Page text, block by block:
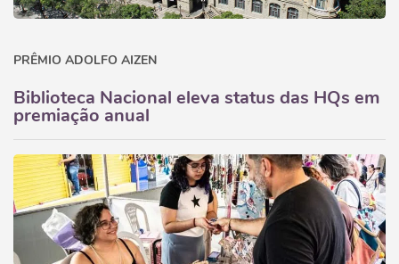
PRÊMIO ADOLFO AIZEN
Biblioteca Nacional eleva status das HQs em
premiação anual